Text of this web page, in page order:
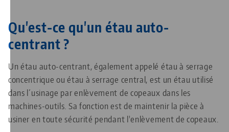
Qu'est-ce qu'un étau auto-
centrant ?
Un étau auto-centrant, également appelé étau à serrage
concentrique ou étau à serrage central, est un étau utilisé
dans l´usinage par enlèvement de copeaux dans les
machines-outils. Sa fonction est de maintenir la pièce à
usiner en toute sécurité pendant l'enlèvement de copeaux.